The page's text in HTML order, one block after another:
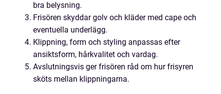
bra belysning.
Frisören skyddar golv och kläder med cape och
eventuella underlägg.
Klippning, form och styling anpassas efter
ansiktsform, hårkvalitet och vardag.
Avslutningsvis ger frisören råd om hur frisyren
sköts mellan klippningarna.